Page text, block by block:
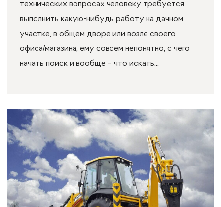
технических вопросах человеку требуется
выполнить какую-нибудь работу на дачном
участке, в общем дворе или возле своего
офиса/магазина, ему совсем непонятно, с чего
начать поиск и вообще – что искать...